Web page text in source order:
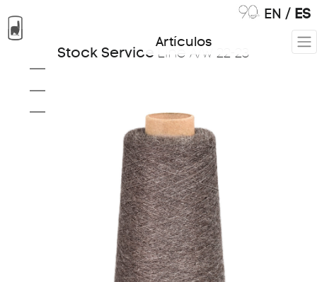
EN / ES
Stock Service Line A/W 22-23
Artículos